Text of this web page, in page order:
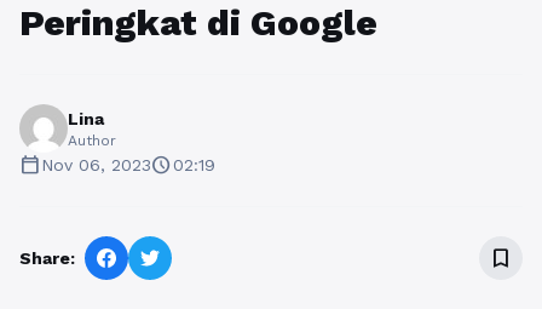
Peringkat di Google
Lina
Author
calendar_todayNov 06, 2023schedule02:19
Share: bookmark_border